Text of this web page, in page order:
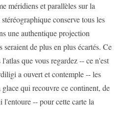
méridiens et parallèles sur la
conserve tous les
une authentique projection
seraient de plus en plus écartés. Ce
que vous regardez -- ce n'est
a ouvert et contemple -- les
qui recouvre ce continent, de
-- pour cette carte la